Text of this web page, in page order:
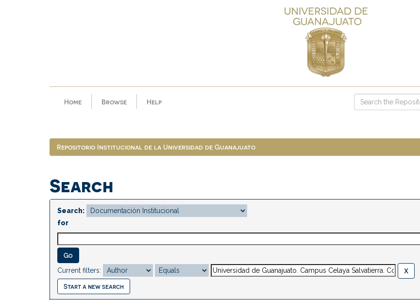
Home Browse Help
Repositorio Institucional de la Universidad de Guanajuato
Search
Search:
for
Current filters:
Start a new search